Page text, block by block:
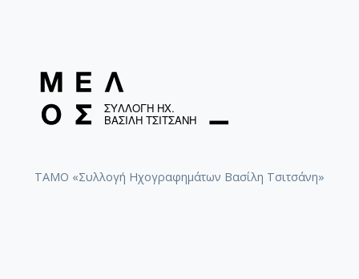
ΤΑΜΟ «Συλλογή Ηχογραφημάτων Βασίλη Τσιτσάνη»